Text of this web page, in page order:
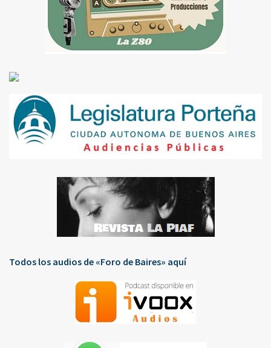
Todos los audios de «Foro de Baires» aquí